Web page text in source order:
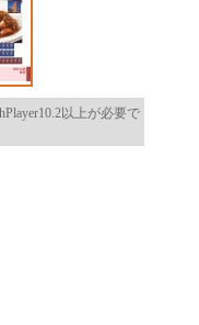
以上が必要で